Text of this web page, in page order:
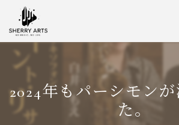
2024年もパーシモン
た。